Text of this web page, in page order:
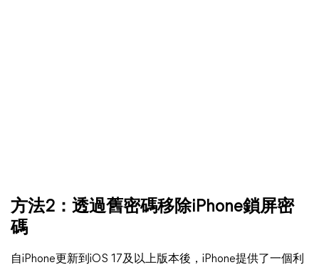
方法2：透過舊密碼移除iPhone鎖屏密
碼
自iPhone更新到iOS 17及以上版本後，iPhone提供了一個利